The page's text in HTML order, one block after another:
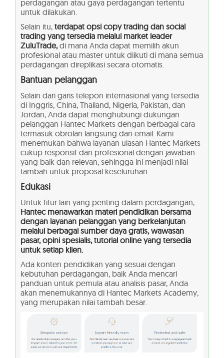
perdagangan atau gaya perdagangan tertentu
untuk dilakukan.
Selain itu, terdapat opsi copy trading dan social
trading yang tersedia melalui market leader
ZuluTrade,di mana Anda dapat memilih akun
profesional atau master untuk diikuti di mana semua
perdagangan direplikasi secara otomatis.
Bantuan pelanggan
Selain dari garis telepon internasional yang tersedia
di Inggris, China, Thailand, Nigeria, Pakistan, dan
Jordan, Anda dapat menghubungi dukungan
pelanggan Hantec Markets dengan berbagai cara
termasuk obrolan langsung dan email. Kami
menemukan bahwa layanan ulasan Hantec Markets
cukup responsif dan profesional dengan jawaban
yang baik dan relevan, sehingga ini menjadi nilai
tambah untuk proposal keseluruhan.
Edukasi
Untuk fitur lain yang penting dalam perdagangan,
Hantec menawarkan materi pendidikan bersama
dengan layanan pelanggan yang berkelanjutan
melalui berbagai sumber daya gratis, wawasan
pasar, opini spesialis, tutorial online yang tersedia
untuk setiap klien.
Ada konten pendidikan yang sesuai dengan
kebutuhan perdagangan, baik Anda mencari
panduan untuk pemula atau analisis pasar, Anda
akan menemukannya di Hantec Markets Academy,
yang merupakan nilai tambah besar.